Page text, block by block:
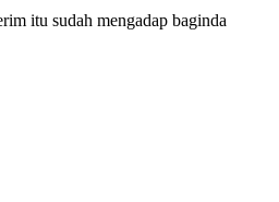
itu sudah mengadap baginda